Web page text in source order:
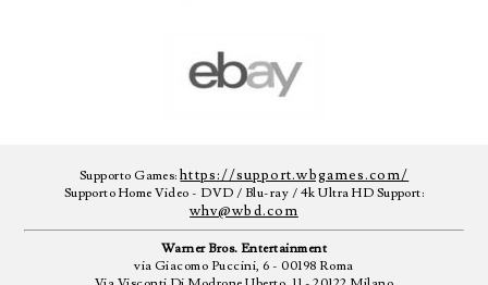
Supporto Games:https://support.wbgames.com/
Supporto Home Video - DVD / Blu-ray / 4k Ultra HD Support:
whv@wbd.com
Warner Bros. Entertainment
via Giacomo Puccini, 6 - 00198 Roma